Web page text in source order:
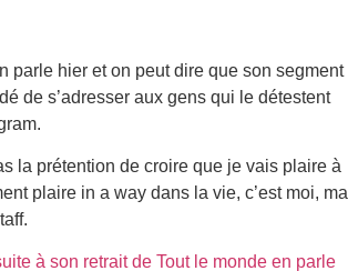
parle hier et on peut dire que son segment
de s’adresser aux gens qui le détestent
la prétention de croire que je vais plaire à
plaire in a way dans la vie, c’est moi, ma
à son retrait de Tout le monde en parle